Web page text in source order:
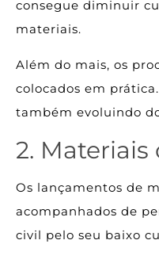
consegue diminuir
materiais.
Além do mais, os
colocados em
também evoluindo
2.
Os lançamentos de
acompanhados de
civil pelo seu baixo